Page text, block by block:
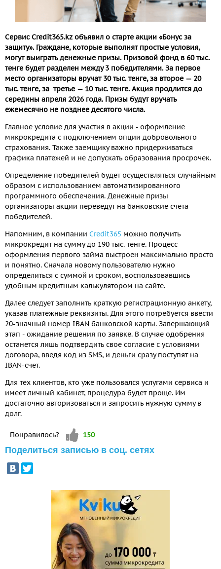
Сервис Credit365.kz объявил о старте акции «Бонус за
защиту». Граждане, которые выполнят простые условия,
могут выиграть денежные призы. Призовой фонд в 60 тыс.
тенге будет разделен между 3 победителями. За первое
место организаторы вручат 30 тыс. тенге, за второе — 20
тыс. тенге, за третье — 10 тыс. тенге. Акция продлится до
середины апреля 2026 года. Призы будут вручать
ежемесячно не позднее десятого числа.
Главное условие для участия в акции - оформление
микрокредита с подключением опции добровольного
страхования. Также заемщику важно придерживаться
графика платежей и не допускать образования просрочек.
Определение победителей будет осуществляться случайным
образом с использованием автоматизированного
программного обеспечения. Денежные призы
организаторы акции переведут на банковские счета
победителей.
Напомним, в компании Credit365 можно получить
микрокредит на сумму до 190 тыс. тенге. Процесс
оформления первого займа выстроен максимально просто
и понятно. Сначала новому пользователю нужно
определиться с суммой и сроком, воспользовавшись
удобным кредитным калькулятором на сайте.
Далее следует заполнить краткую регистрационную анкету,
указав платежные реквизиты. Для этого потребуется ввести
20-значный номер IBAN банковской карты. Завершающий
этап - ожидание решения по заявке. В случае одобрения
останется лишь подтвердить свое согласие с условиями
договора, введя код из SMS, и деньги сразу поступят на
IBAN-счет.
Для тех клиентов, кто уже пользовался услугами сервиса и
имеет личный кабинет, процедура будет проще. Им
достаточно авторизоваться и запросить нужную сумму в
долг.
Понравилось? Vote up!
150
Поделиться записью в соц. сетях